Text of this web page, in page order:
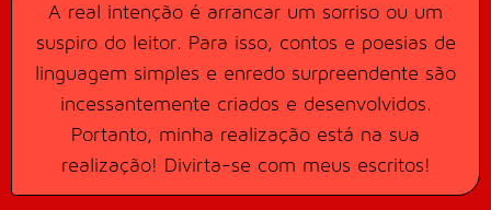
A real intenção é arrancar um sorriso ou um
suspiro do leitor. Para isso, contos e poesias de
linguagem simples e enredo surpreendente são
incessantemente criados e desenvolvidos.
Portanto, minha realização está na sua
realização! Divirta-se com meus escritos!